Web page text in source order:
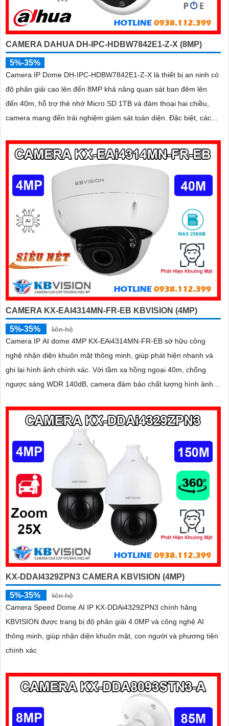
CAMERA DAHUA DH-IPC-HDBW7842E1-Z-X (8MP)
5%-35%
Camera IP Dome DH-IPC-HDBW7842E1-Z-X là thiết bị an ninh có
độ phân giải cao lên đến 8MP khả năng quan sát ban đêm lên
đến 40m, hỗ trợ thẻ nhớ Micro SD 1TB và đàm thoại hai chiều,
camera mang đến trải nghiệm giám sát toàn diện. Đặc biệt, các
giúp nâng cao hiệu quả quản lý và an ninh cho mọi không gian
trong nhà
CAMERA KX-EAI4314MN-FR-EB KBVISION (4MP)
5%-35%
liên hệ
Camera IP AI dome 4MP KX-EAi4314MN-FR-EB sở hữu công
nghệ nhận diện khuôn mặt thông minh, giúp phát hiện nhanh và
ghi lại hình ảnh chính xác. Với tầm xa hồng ngoại 40m, chống
ngược sáng WDR 140dB, camera đảm bảo chất lượng hình ảnh
KX-DDAI4329ZPN3 CAMERA KBVISION (4MP)
5%-35%
liên hệ
Camera Speed Dome AI IP KX-DDAi4329ZPN3 chính hãng
KBVISION được trang bị độ phân giải 4.0MP và công nghệ AI
thông minh, giúp nhận diện khuôn mặt, con người và phương tiện
chính xác